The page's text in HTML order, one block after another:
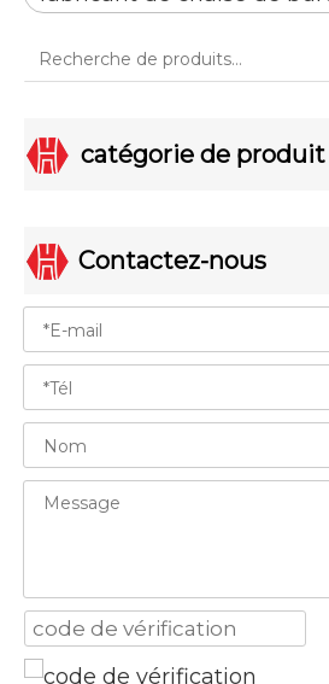
catégorie de produit
Contactez-nous